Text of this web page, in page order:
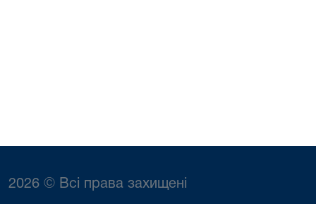
2026 © Всі права захищені